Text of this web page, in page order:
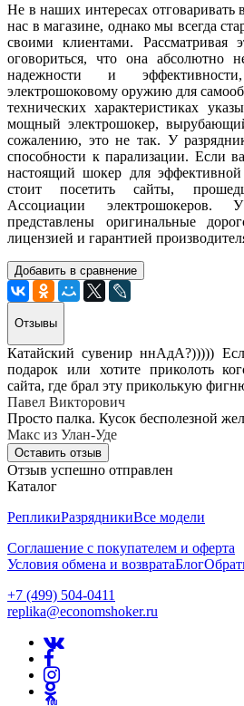
Не в наших интересах отговаривать
нас в магазине, однако мы всегда
своими клиентами. Рассматривая
оговориться, что она абсолютно
надежности и
электрошоковому оружию для
технических характеристиках
мощный электрошокер,
сожалению, это не так. У
способности к парализации. Если
настоящий шокер для
стоит посетить сайты,
Ассоциации
представлены оригинальные
лицензией и гарантией
Добавить в сравнение
Отзывы
Катайский сувенир ннАдА?)))))
подарок или хотите приколоть
сайта, где брал эту приколькую
Павел Викторович
Просто палка. Кусок бесполезной
Макс из Улан-Уде
Оставить отзыв
Отзыв успешно отправлен
Каталог
РепликиРазрядникиВсе модели
Соглашение с покупателем и оферта
Условия обмена и возвратаБлог
+7 (499) 504-0411
replika@economshoker.ru